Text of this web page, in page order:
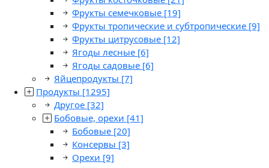
Фрукты семечковые [19]
Фрукты тропические и субтропические [9]
Фрукты цитрусовые [12]
Ягоды лесные [6]
Ягоды садовые [6]
Яйцепродукты [7]
Продукты [1295]
Другое [32]
Бобовые, орехи [41]
Бобовые [20]
Консервы [3]
Орехи [9]